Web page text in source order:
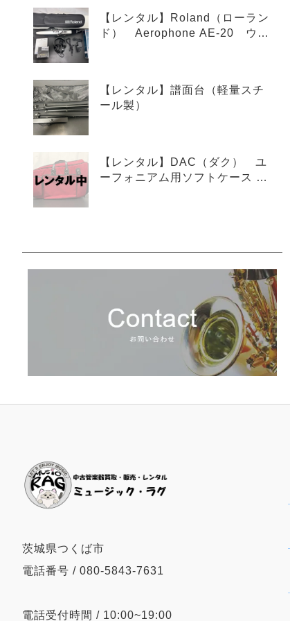
【レンタル】Roland（ローラン
ド） Aerophone AE-20 ウイ
【レンタル】譜面台（軽量スチ
ール製）
【レンタル】DAC（ダク） ユ
ーフォニアム用ソフトケース レ
茨城県つくば市
電話番号 / 080-5843-7631
電話受付時間 / 10:00~19:00